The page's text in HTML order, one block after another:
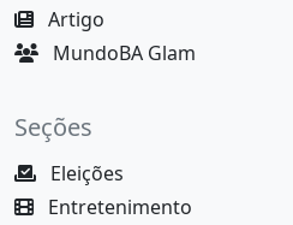
Artigo
MundoBA Glam
Seções
Eleições
Entretenimento